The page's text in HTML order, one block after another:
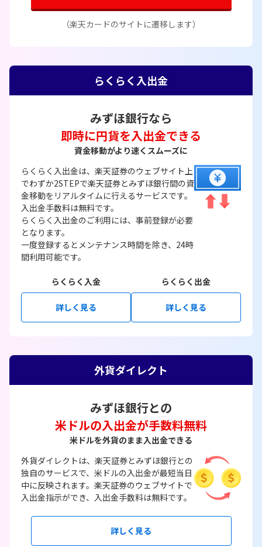
（楽天カードのサイトに遷移します）
らくらく入出金
みずほ銀行なら
即時に円貨を入出金できる
資金移動がより速くスムーズに
らくらく入出金は、楽天証券のウェブサイト上
でわずか2STEPで楽天証券とみずほ銀行間の資
金移動をリアルタイムに行えるサービスです。
入出金手数料は無料です。
らくらく入出金のご利用には、事前登録が必要
となります。
一度登録するとメンテナンス時間を除き、24時
間利用可能です。
らくらく入金
詳しく見る
らくらく出金
詳しく見る
外貨ダイレクト
みずほ銀行との
米ドルの入出金が手数料無料
米ドルを外貨のまま入出金できる
外貨ダイレクトは、楽天証券とみずほ銀行との
独自のサービスで、米ドルの入出金が最短当日
中に反映されます。楽天証券のウェブサイトで
入出金指示ができ、入出金手数料は無料です。
詳しく見る